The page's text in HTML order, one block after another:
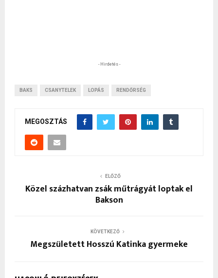
- Hirdetés -
BAKS CSANYTELEK LOPÁS RENDŐRSÉG
MEGOSZTÁS
ELŐZŐ
Közel százhatvan zsák műtrágyát loptak el
Bakson
KÖVETKEZŐ
Megszületett Hosszú Katinka gyermeke